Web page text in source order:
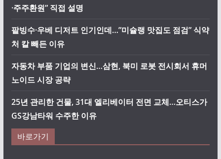
·주주환원” 직접 설명
팥빙수·우베 디저트 인기인데…”미슐랭 맛집도 점검” 식약
처 칼 빼든 이유
자동차 부품 기업의 변신…삼현, 북미 로봇 전시회서 휴머
노이드 시장 공략
25년 관리한 건물, 31대 엘리베이터 전면 교체…오티스가
GS강남타워 수주한 이유
바로가기